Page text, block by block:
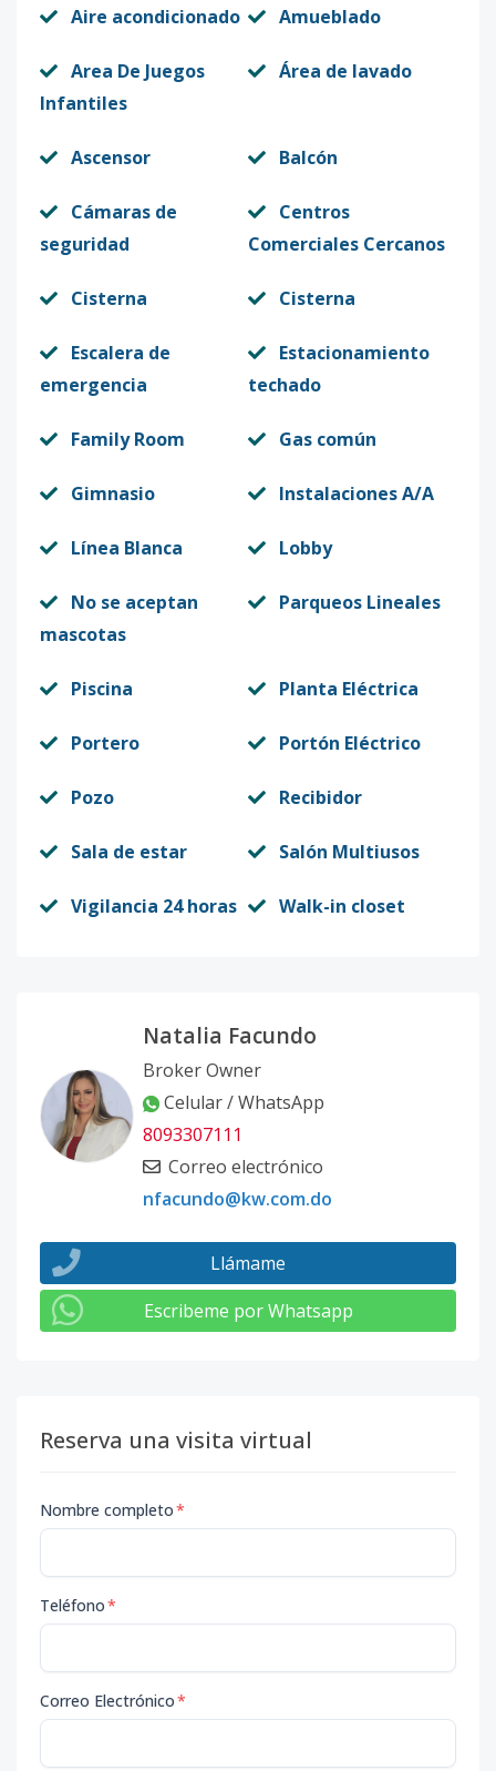
Aire acondicionado Amueblado
Area De Juegos
Infantiles
Área de lavado
Ascensor Balcón
Cámaras de
seguridad
Centros
Comerciales Cercanos
Cisterna Cisterna
Escalera de
emergencia
Estacionamiento
techado
Family Room Gas común
Gimnasio Instalaciones A/A
Línea Blanca Lobby
No se aceptan
mascotas
Parqueos Lineales
Piscina Planta Eléctrica
Portero Portón Eléctrico
Pozo Recibidor
Sala de estar Salón Multiusos
Vigilancia 24 horas Walk-in closet
Natalia Facundo
Broker Owner
Celular / WhatsApp
8093307111
Correo electrónico
nfacundo@kw.com.do
Llámame
Escribeme por Whatsapp
Reserva una visita virtual
Nombre completo*
Teléfono*
Correo Electrónico*